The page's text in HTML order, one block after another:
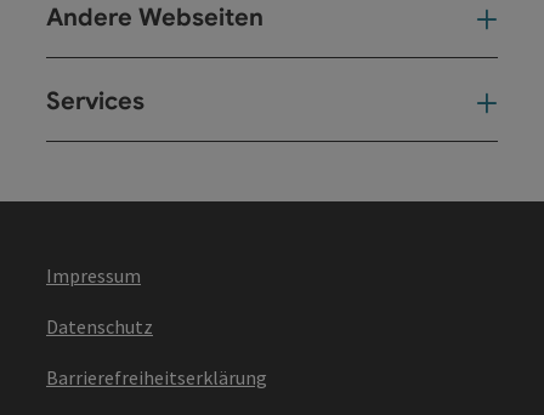
Andere Webseiten
Services
Impressum
Datenschutz
Barrierefreiheitserklärung